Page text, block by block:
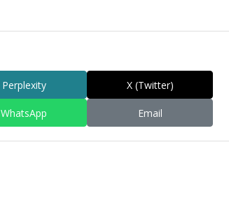
Perplexity X (Twitter)
WhatsApp Email